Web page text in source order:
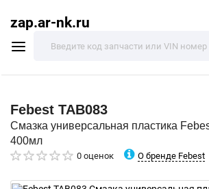
zap.ar-nk.ru
Febest TAB083
Смазка универсальная пластика
400мл
0 оценок О бренде Febest